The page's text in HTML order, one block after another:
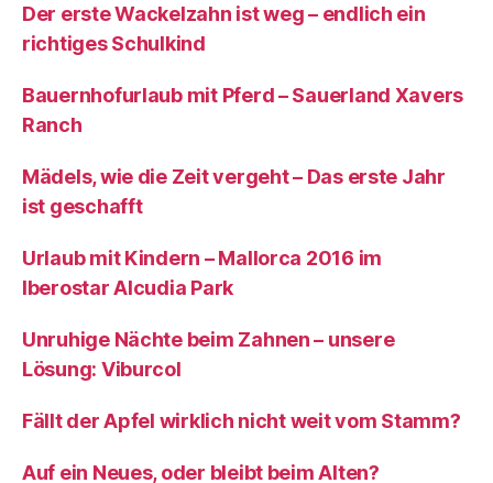
Der erste Wackelzahn ist weg – endlich ein
richtiges Schulkind
Bauernhofurlaub mit Pferd – Sauerland Xavers
Ranch
Mädels, wie die Zeit vergeht – Das erste Jahr
ist geschafft
Urlaub mit Kindern – Mallorca 2016 im
Iberostar Alcudia Park
Unruhige Nächte beim Zahnen – unsere
Lösung: Viburcol
Fällt der Apfel wirklich nicht weit vom Stamm?
Auf ein Neues, oder bleibt beim Alten?